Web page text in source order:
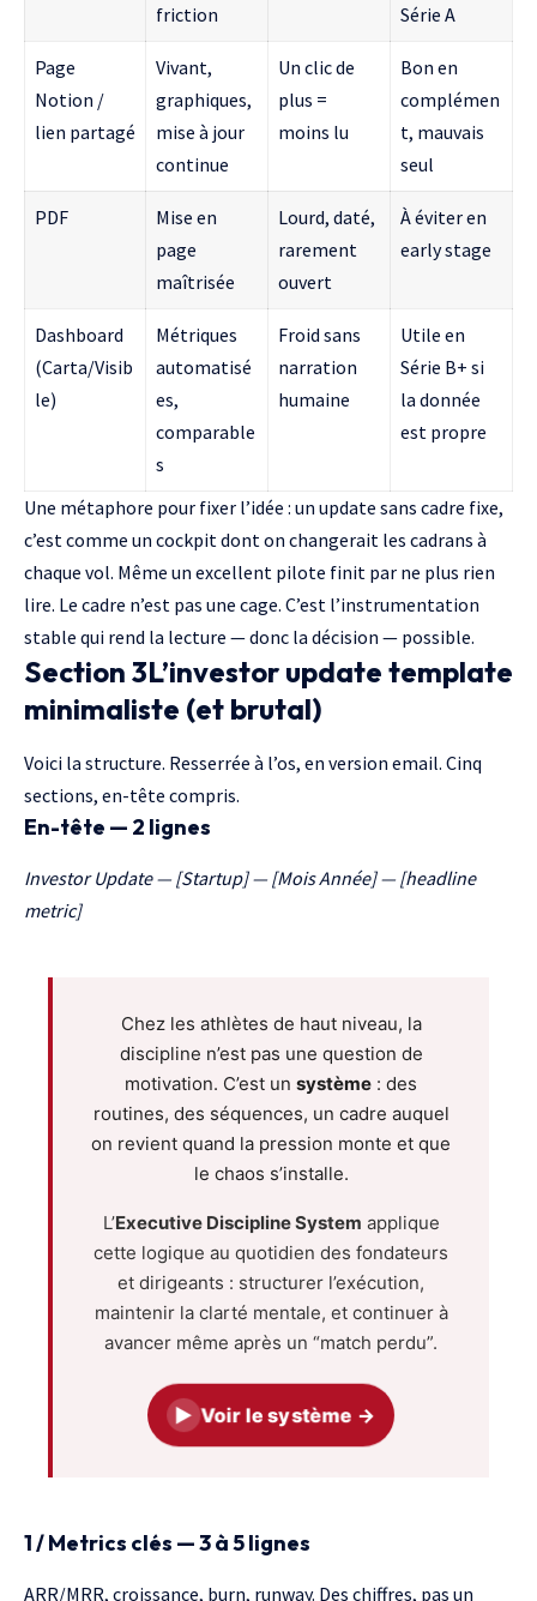
friction
Série A
Page
Notion /
lien partagé
Vivant,
graphiques,
mise à jour
continue
Un clic de
plus =
moins lu
Bon en
complémen
t, mauvais
seul
PDF
Mise en
page
maîtrisée
Lourd, daté,
rarement
ouvert
À éviter en
early stage
Dashboard
(Carta/Visib
le)
Métriques
automatisé
es,
comparable
s
Froid sans
narration
humaine
Utile en
Série B+ si
la donnée
est propre
Une métaphore pour fixer l’idée : un update sans cadre fixe,
c’est comme un cockpit dont on changerait les cadrans à
chaque vol. Même un excellent pilote finit par ne plus rien
lire. Le cadre n’est pas une cage. C’est l’instrumentation
stable qui rend la lecture — donc la décision — possible.
Section 3L’investor update template
minimaliste (et brutal)
Voici la structure. Resserrée à l’os, en version email. Cinq
sections, en-tête compris.
En-tête — 2 lignes
Investor Update — [Startup] — [Mois Année] — [headline
metric]
Chez les athlètes de haut niveau, la
discipline n’est pas une question de
motivation. C’est un système : des
routines, des séquences, un cadre auquel
on revient quand la pression monte et que
le chaos s’installe.
L’Executive Discipline System applique
cette logique au quotidien des fondateurs
et dirigeants : structurer l’exécution,
maintenir la clarté mentale, et continuer à
avancer même après un “match perdu”.
▶ Voir le système →
1 / Metrics clés — 3 à 5 lignes
ARR/MRR, croissance, burn, runway. Des chiffres, pas un